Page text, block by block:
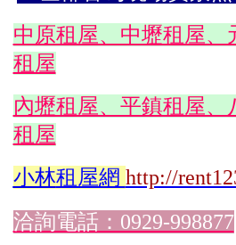
中原租屋、中壢租屋、
租屋
內壢租屋、平鎮租屋、
租屋
小林租屋網 http://
洽詢電話：0929-998877